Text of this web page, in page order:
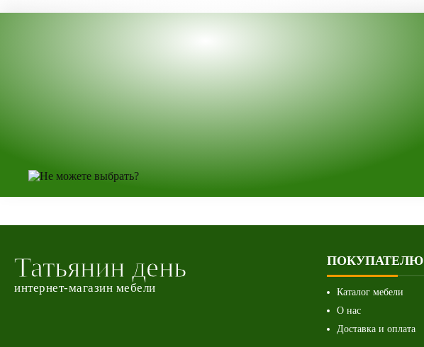
Татьянин день
интернет-магазин мебели
ПОКУПАТЕЛЮ
Каталог мебели
О нас
Доставка и оплата